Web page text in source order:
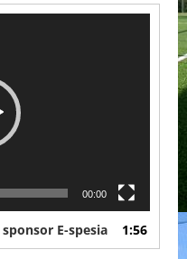
00:00
E-spesia 1:56